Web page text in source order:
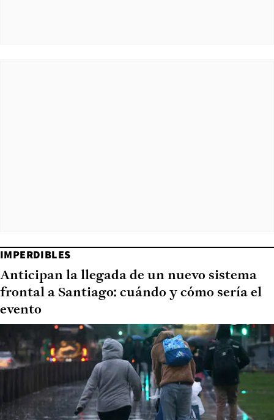
IMPERDIBLES
Anticipan la llegada de un nuevo sistema
frontal a Santiago: cuándo y cómo sería el
evento